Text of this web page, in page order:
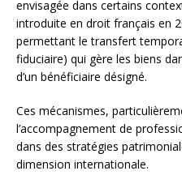
envisagée dans certains
introduite en droit français en
permettant le transfert
fiduciaire) qui gère les biens
d’un bénéficiaire désigné.
Ces mécanismes,
l’accompagnement de
dans des stratégies
dimension internationale.